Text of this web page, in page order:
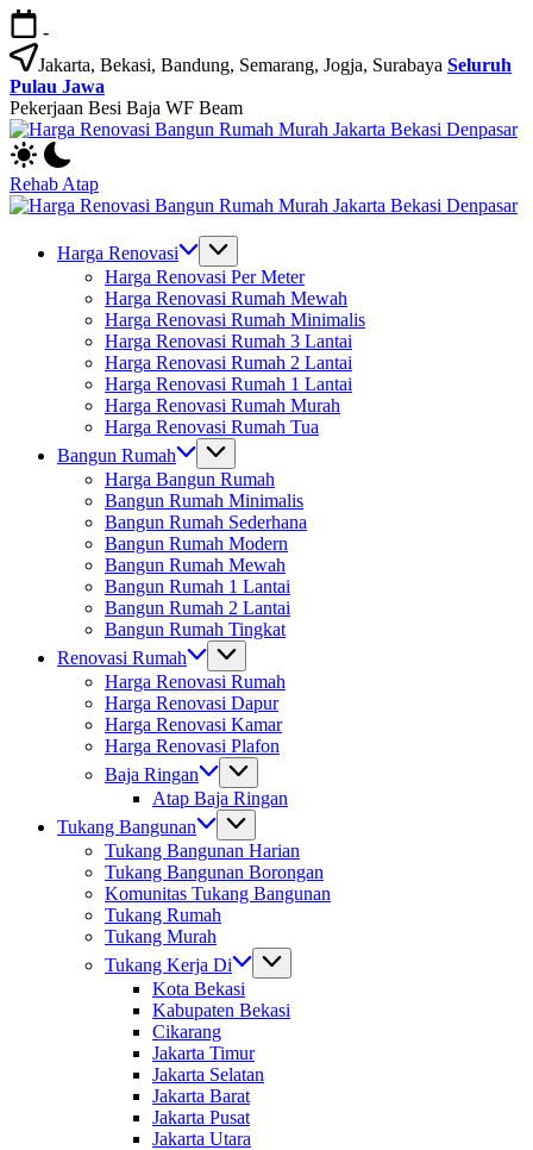
Skip
to
content
-
Jakarta, Bekasi, Bandung, Semarang, Jogja, Surabaya Seluruh
Pulau Jawa
Pekerjaan Besi Baja WF Beam
Jasa
Bangun
Rumah
dan
Rumah
Rehab Atap
Bangun
Rumah
Harga Renovasi
Harga Renovasi Per Meter
Harga Renovasi Rumah Mewah
Harga Renovasi Rumah Minimalis
Harga Renovasi Rumah 3 Lantai
Harga Renovasi Rumah 2 Lantai
Harga Renovasi Rumah 1 Lantai
Harga Renovasi Rumah Murah
Harga Renovasi Rumah Tua
Bangun Rumah
Harga Bangun Rumah
Bangun Rumah Minimalis
Bangun Rumah Sederhana
Bangun Rumah Modern
Bangun Rumah Mewah
Bangun Rumah 1 Lantai
Bangun Rumah 2 Lantai
Bangun Rumah Tingkat
Renovasi Rumah
Harga Renovasi Rumah
Harga Renovasi Dapur
Harga Renovasi Kamar
Harga Renovasi Plafon
Baja Ringan
Atap Baja Ringan
Tukang Bangunan
Tukang Bangunan Harian
Tukang Bangunan Borongan
Komunitas Tukang Bangunan
Tukang Rumah
Tukang Murah
Tukang Kerja Di
Kota Bekasi
Kabupaten Bekasi
Cikarang
Jakarta Timur
Jakarta Selatan
Jakarta Barat
Jakarta Pusat
Jakarta Utara